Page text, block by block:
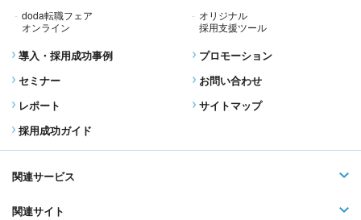
doda転職フェア
オンライン
オリジナル
採用支援ツール
導入・採用成功事例
セミナー
レポート
採用成功ガイド
プロモーション
お問い合わせ
サイトマップ
関連サービス
関連サイト